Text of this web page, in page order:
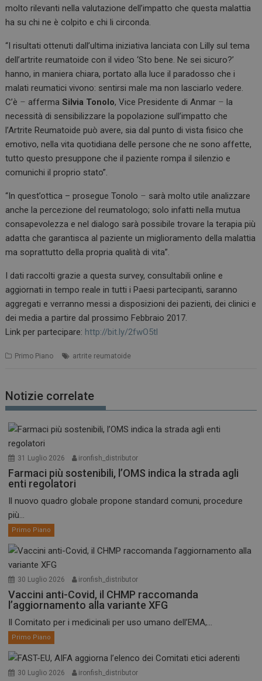
molto rilevanti nella valutazione dell’impatto che questa malattia
ha su chi ne è colpito e chi li circonda.
“I risultati ottenuti dall’ultima iniziativa lanciata con Lilly sul tema
dell’artrite reumatoide con il video ‘Sto bene. Ne sei sicuro?’
hanno, in maniera chiara, portato alla luce il paradosso che i
malati reumatici vivono: sentirsi male ma non lasciarlo vedere.
C’è – afferma Silvia Tonolo, Vice Presidente di Anmar – la
necessità di sensibilizzare la popolazione sull’impatto che
l’Artrite Reumatoide può avere, sia dal punto di vista fisico che
emotivo, nella vita quotidiana delle persone che ne sono affette,
tutto questo presuppone che il paziente rompa il silenzio e
comunichi il proprio stato”.
“In quest’ottica – prosegue Tonolo – sarà molto utile analizzare
anche la percezione del reumatologo; solo infatti nella mutua
consapevolezza e nel dialogo sarà possibile trovare la terapia più
adatta che garantisca al paziente un miglioramento della malattia
ma soprattutto della propria qualità di vita”.
I dati raccolti grazie a questa survey, consultabili online e
aggiornati in tempo reale in tutti i Paesi partecipanti, saranno
aggregati e verranno messi a disposizioni dei pazienti, dei clinici e
dei media a partire dal prossimo Febbraio 2017.
Link per partecipare: http://bit.ly/2fwO5tl
Primo Piano artrite reumatoide
Notizie correlate
31 Luglio 2026 ironfish_distributor
Farmaci più sostenibili, l’OMS indica la strada agli
enti regolatori
Il nuovo quadro globale propone standard comuni, procedure
più...
Primo Piano
30 Luglio 2026 ironfish_distributor
Vaccini anti-Covid, il CHMP raccomanda
l’aggiornamento alla variante XFG
Il Comitato per i medicinali per uso umano dell’EMA,...
Primo Piano
30 Luglio 2026 ironfish_distributor